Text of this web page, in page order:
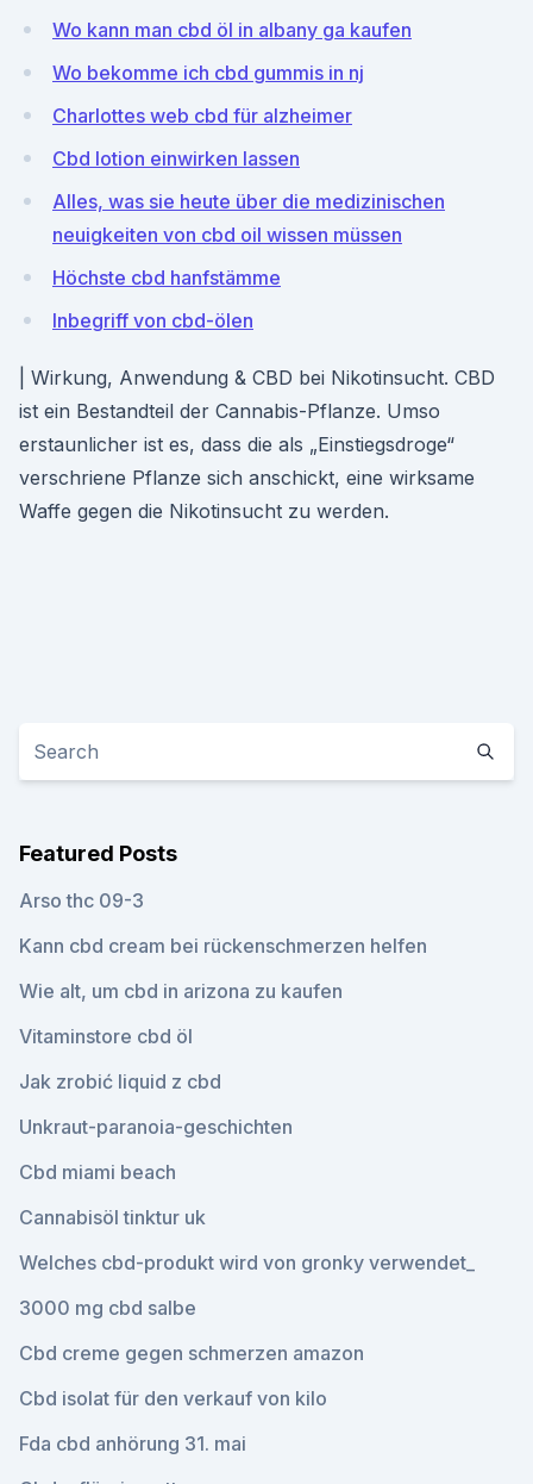
Wo kann man cbd öl in albany ga kaufen
Wo bekomme ich cbd gummis in nj
Charlottes web cbd für alzheimer
Cbd lotion einwirken lassen
Alles, was sie heute über die medizinischen
neuigkeiten von cbd oil wissen müssen
Höchste cbd hanfstämme
Inbegriff von cbd-ölen
| Wirkung, Anwendung & CBD bei Nikotinsucht. CBD
ist ein Bestandteil der Cannabis-Pflanze. Umso
erstaunlicher ist es, dass die als „Einstiegsdroge“
verschriene Pflanze sich anschickt, eine wirksame
Waffe gegen die Nikotinsucht zu werden.
Featured Posts
Arso thc 09-3
Kann cbd cream bei rückenschmerzen helfen
Wie alt, um cbd in arizona zu kaufen
Vitaminstore cbd öl
Jak zrobić liquid z cbd
Unkraut-paranoia-geschichten
Cbd miami beach
Cannabisöl tinktur uk
Welches cbd-produkt wird von gronky verwendet_
3000 mg cbd salbe
Cbd creme gegen schmerzen amazon
Cbd isolat für den verkauf von kilo
Fda cbd anhörung 31. mai